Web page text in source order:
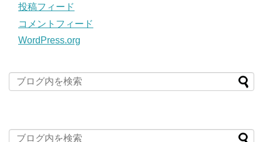
投稿フィード
コメントフィード
WordPress.org